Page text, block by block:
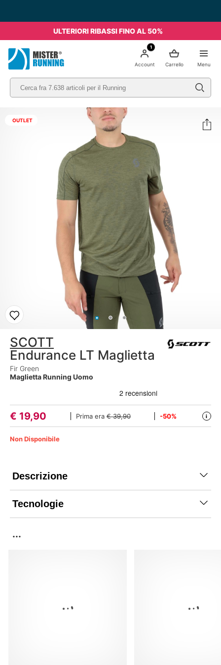
ULTERIORI RIBASSI FINO AL 50%
Menu
Carrello
1
Account
OUTLET
SCOTT
Endurance LT Maglietta
Fir Green
Maglietta Running Uomo
€ 19,90 Prima era€ 39,90 -50% i
Non Disponibile
Descrizione
Tecnologie
...